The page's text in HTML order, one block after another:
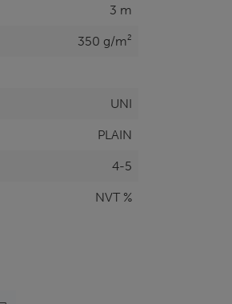
3 m
350 g/m²
UNI
PLAIN
4-5
NVT %